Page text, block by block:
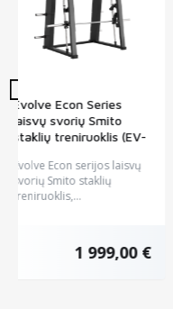
Evolve Econ Series
laisvų svorių Smito
staklių treniruoklis (EV-
Evolve Econ serijos laisvų
svorių Smito staklių
treniruoklis,...
1 999,00 €